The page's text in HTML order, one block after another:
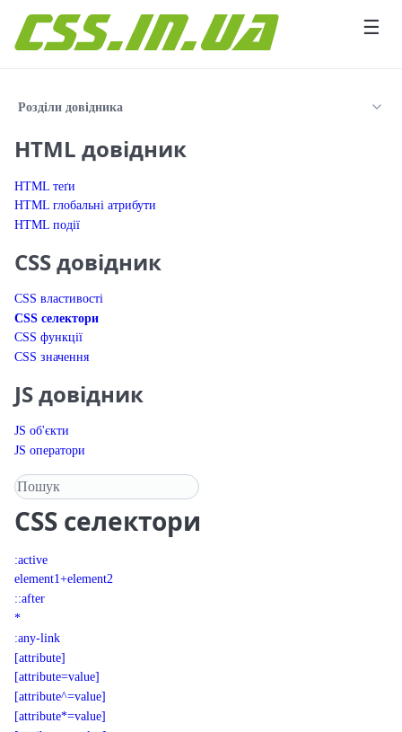
☰
Розділи довідника
HTML довідник
HTML теґи
HTML глобальні атрибути
HTML події
CSS довідник
CSS властивості
CSS селектори
CSS функції
CSS значення
JS довідник
JS об'єкти
JS оператори
Пошук у довіднику
CSS селектори
:active
element1+element2
::after
*
:any-link
[attribute]
[attribute=value]
[attribute^=value]
[attribute*=value]